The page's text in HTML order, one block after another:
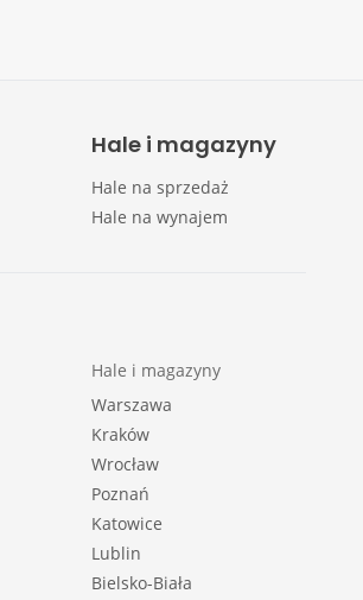
Hale i magazyny
Hale na sprzedaż
Hale na wynajem
Hale i magazyny
Warszawa
Kraków
Wrocław
Poznań
Katowice
Lublin
Bielsko-Biała